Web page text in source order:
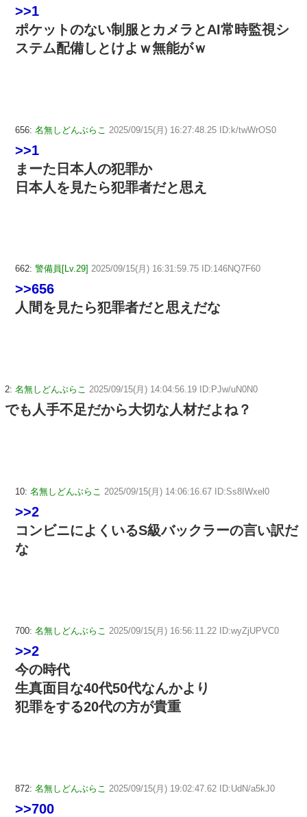
>>1
ポケットのない制服とカメラとAI常時監視シ
ステム配備しとけよｗ無能がｗ
656: 名無しどんぶらこ 2025/09/15(月) 16:27:48.25 ID:k/twWrOS0
>>1
まーた日本人の犯罪か
日本人を見たら犯罪者だと思え
662: 警備員[Lv.29] 2025/09/15(月) 16:31:59.75 ID:146NQ7F60
>>656
人間を見たら犯罪者だと思えだな
2: 名無しどんぶらこ 2025/09/15(月) 14:04:56.19 ID:PJw/uN0N0
でも人手不足だから大切な人材だよね？
10: 名無しどんぶらこ 2025/09/15(月) 14:06:16.67 ID:Ss8IWxel0
>>2
コンビニによくいるS級バックラーの言い訳だ
な
700: 名無しどんぶらこ 2025/09/15(月) 16:56:11.22 ID:wyZjUPVC0
>>2
今の時代
生真面目な40代50代なんかより
犯罪をする20代の方が貴重
872: 名無しどんぶらこ 2025/09/15(月) 19:02:47.62 ID:UdN/a5kJ0
>>700